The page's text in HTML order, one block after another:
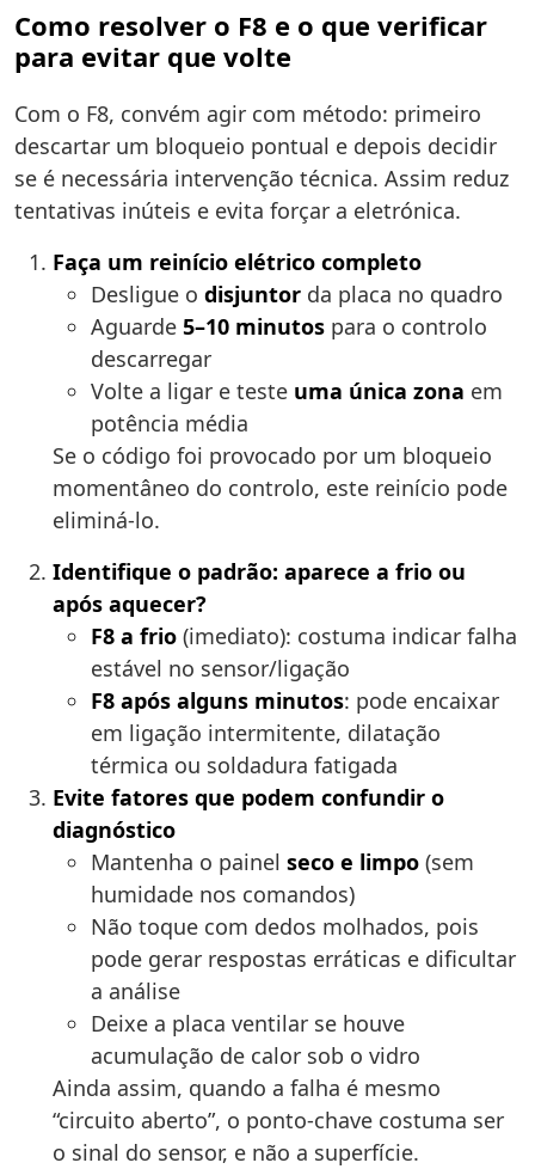
Como resolver o F8 e o que verificar
para evitar que volte
Com o F8, convém agir com método: primeiro
descartar um bloqueio pontual e depois decidir
se é necessária intervenção técnica. Assim reduz
tentativas inúteis e evita forçar a eletrónica.
Faça um reinício elétrico completo
Desligue o disjuntor da placa no quadro
Aguarde 5–10 minutos para o controlo
descarregar
Volte a ligar e teste uma única zona em
potência média
Se o código foi provocado por um bloqueio
momentâneo do controlo, este reinício pode
eliminá-lo.
Identifique o padrão: aparece a frio ou
após aquecer?
F8 a frio (imediato): costuma indicar falha
estável no sensor/ligação
F8 após alguns minutos: pode encaixar
em ligação intermitente, dilatação
térmica ou soldadura fatigada
Evite fatores que podem confundir o
diagnóstico
Mantenha o painel seco e limpo (sem
humidade nos comandos)
Não toque com dedos molhados, pois
pode gerar respostas erráticas e dificultar
a análise
Deixe a placa ventilar se houve
acumulação de calor sob o vidro
Ainda assim, quando a falha é mesmo
“circuito aberto”, o ponto-chave costuma ser
o sinal do sensor, e não a superfície.